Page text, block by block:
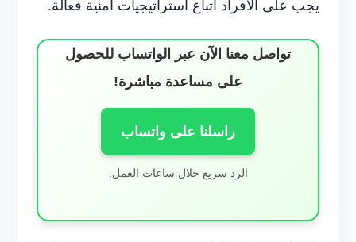
يجب على الأفراد اتباع استراتيجيات أمنية فعالة.
تواصل معنا الآن عبر الواتساب للحصول
على مساعدة مباشرة!
راسلنا على واتساب
الرد سريع خلال ساعات العمل.